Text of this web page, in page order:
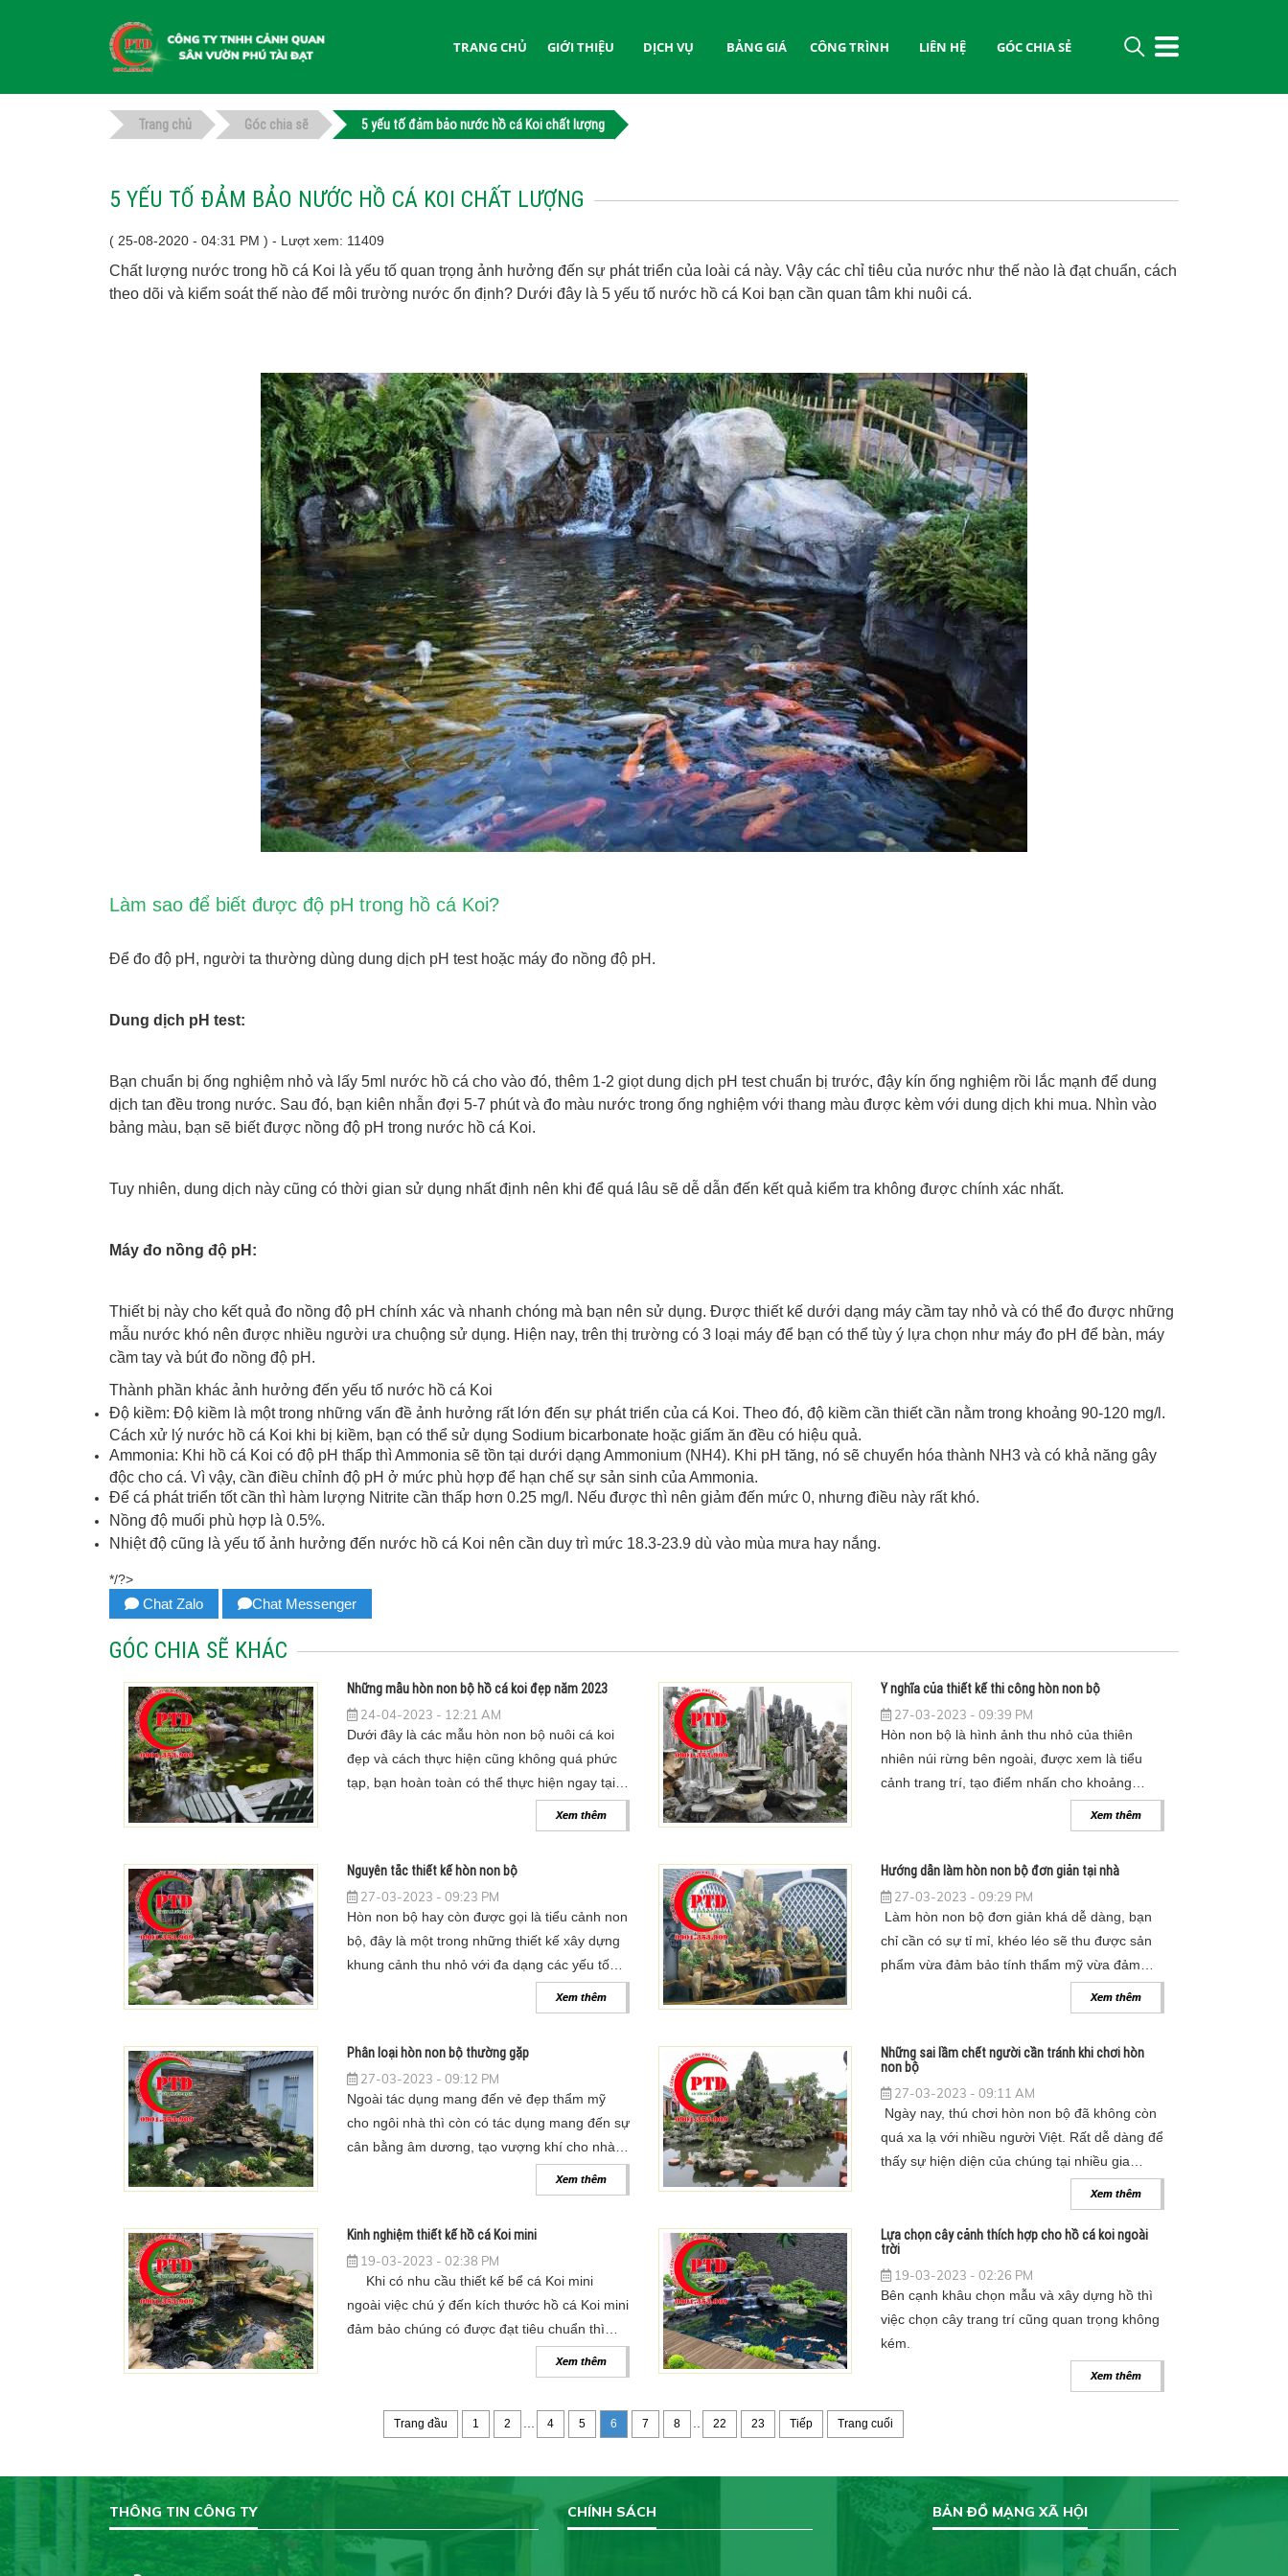
TRANG CHỦ GIỚI THIỆU DỊCH VỤ BẢNG GIÁ CÔNG TRÌNH LIÊN HỆ GÓC CHIA SẺ
Trang chủ Góc chia sẽ 5 yếu tố đảm bảo nước hồ cá Koi chất lượng
5 YẾU TỐ ĐẢM BẢO NƯỚC HỒ CÁ KOI CHẤT LƯỢNG
( 25-08-2020 - 04:31 PM ) - Lượt xem: 11409
Chất lượng nước trong hồ cá Koi là yếu tố quan trọng ảnh hưởng đến sự phát triển của loài cá này. Vậy các chỉ tiêu của nước như thế nào là đạt chuẩn, cách
theo dõi và kiểm soát thế nào để môi trường nước ổn định? Dưới đây là 5 yếu tố nước hồ cá Koi bạn cần quan tâm khi nuôi cá.
Làm sao để biết được độ pH trong hồ cá Koi?
Để đo độ pH, người ta thường dùng dung dịch pH test hoặc máy đo nồng độ pH.
Dung dịch pH test:
Bạn chuẩn bị ống nghiệm nhỏ và lấy 5ml nước hồ cá cho vào đó, thêm 1-2 giọt dung dịch pH test chuẩn bị trước, đậy kín ống nghiệm rồi lắc mạnh để dung
dịch tan đều trong nước. Sau đó, bạn kiên nhẫn đợi 5-7 phút và đo màu nước trong ống nghiệm với thang màu được kèm với dung dịch khi mua. Nhìn vào
bảng màu, bạn sẽ biết được nồng độ pH trong nước hồ cá Koi.
Tuy nhiên, dung dịch này cũng có thời gian sử dụng nhất định nên khi để quá lâu sẽ dễ dẫn đến kết quả kiểm tra không được chính xác nhất.
Máy đo nồng độ pH:
Thiết bị này cho kết quả đo nồng độ pH chính xác và nhanh chóng mà bạn nên sử dụng. Được thiết kế dưới dạng máy cầm tay nhỏ và có thể đo được những
mẫu nước khó nên được nhiều người ưa chuộng sử dụng. Hiện nay, trên thị trường có 3 loại máy để bạn có thể tùy ý lựa chọn như máy đo pH để bàn, máy
cầm tay và bút đo nồng độ pH.
Thành phần khác ảnh hưởng đến yếu tố nước hồ cá Koi
Độ kiềm: Độ kiềm là một trong những vấn đề ảnh hưởng rất lớn đến sự phát triển của cá Koi. Theo đó, độ kiềm cần thiết cần nằm trong khoảng 90-120 mg/l.
Cách xử lý nước hồ cá Koi khi bị kiềm, bạn có thể sử dụng Sodium bicarbonate hoặc giấm ăn đều có hiệu quả.
Ammonia: Khi hồ cá Koi có độ pH thấp thì Ammonia sẽ tồn tại dưới dạng Ammonium (NH4). Khi pH tăng, nó sẽ chuyển hóa thành NH3 và có khả năng gây
độc cho cá. Vì vậy, cần điều chỉnh độ pH ở mức phù hợp để hạn chế sự sản sinh của Ammonia.
Để cá phát triển tốt cần thì hàm lượng Nitrite cần thấp hơn 0.25 mg/l. Nếu được thì nên giảm đến mức 0, nhưng điều này rất khó.
Nồng độ muối phù hợp là 0.5%.
Nhiệt độ cũng là yếu tố ảnh hưởng đến nước hồ cá Koi nên cần duy trì mức 18.3-23.9 dù vào mùa mưa hay nắng.
*/?>
Chat Zalo Chat Messenger
GÓC CHIA SẼ KHÁC
Những mẫu hòn non bộ hồ cá koi đẹp năm 2023
24-04-2023 - 12:21 AM
Dưới đây là các mẫu hòn non bộ nuôi cá koi
đẹp và cách thực hiện cũng không quá phức
tạp, bạn hoàn toàn có thể thực hiện ngay tại
Xem thêm
Ý nghĩa của thiết kế thi công hòn non bộ
27-03-2023 - 09:39 PM
Hòn non bộ là hình ảnh thu nhỏ của thiên
nhiên núi rừng bên ngoài, được xem là tiểu
cảnh trang trí, tạo điểm nhấn cho khoảng
Xem thêm
Nguyên tắc thiết kế hòn non bộ
27-03-2023 - 09:23 PM
Hòn non bộ hay còn được gọi là tiểu cảnh non
bộ, đây là một trong những thiết kế xây dựng
khung cảnh thu nhỏ với đa dạng các yếu tố
Xem thêm
Hướng dẫn làm hòn non bộ đơn giản tại nhà
27-03-2023 - 09:29 PM
Làm hòn non bộ đơn giản khá dễ dàng, bạn
chỉ cần có sự tỉ mỉ, khéo léo sẽ thu được sản
phẩm vừa đảm bảo tính thẩm mỹ vừa đảm
Xem thêm
Phân loại hòn non bộ thường gặp
27-03-2023 - 09:12 PM
Ngoài tác dụng mang đến vẻ đẹp thẩm mỹ
cho ngôi nhà thì còn có tác dụng mang đến sự
cân bằng âm dương, tạo vượng khí cho nhà
Xem thêm
Những sai lầm chết người cần tránh khi chơi hòn
non bộ
27-03-2023 - 09:11 AM
Ngày nay, thú chơi hòn non bộ đã không còn
quá xa lạ với nhiều người Việt. Rất dễ dàng để
thấy sự hiện diện của chúng tại nhiều gia
Xem thêm
Kinh nghiệm thiết kế hồ cá Koi mini
19-03-2023 - 02:38 PM
Khi có nhu cầu thiết kế bể cá Koi mini
ngoài việc chú ý đến kích thước hồ cá Koi mini
đảm bảo chúng có được đạt tiêu chuẩn thì
Xem thêm
Lựa chọn cây cảnh thích hợp cho hồ cá koi ngoài
trời
19-03-2023 - 02:26 PM
Bên cạnh khâu chọn mẫu và xây dựng hồ thì
việc chọn cây trang trí cũng quan trọng không
kém.
Xem thêm
Trang đầu 1 2 4 5 6 7 8 22 23 Tiếp Trang cuối
THÔNG TIN CÔNG TY CHÍNH SÁCH BẢN ĐỒ MẠNG XÃ HỘI